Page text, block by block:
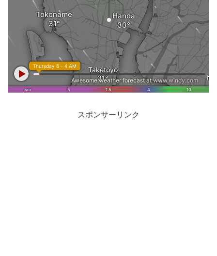
スポンサーリンク